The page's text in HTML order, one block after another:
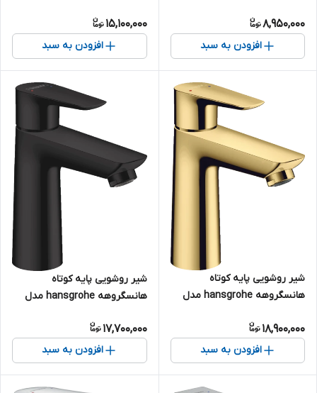
8,950,000
افزودن به سبد
15,100,000
افزودن به سبد
شیر روشویی پایه کوتاه
هانسگروهه hansgrohe مدل
18,900,000
افزودن به سبد
شیر روشویی پایه کوتاه
هانسگروهه hansgrohe مدل
17,700,000
افزودن به سبد